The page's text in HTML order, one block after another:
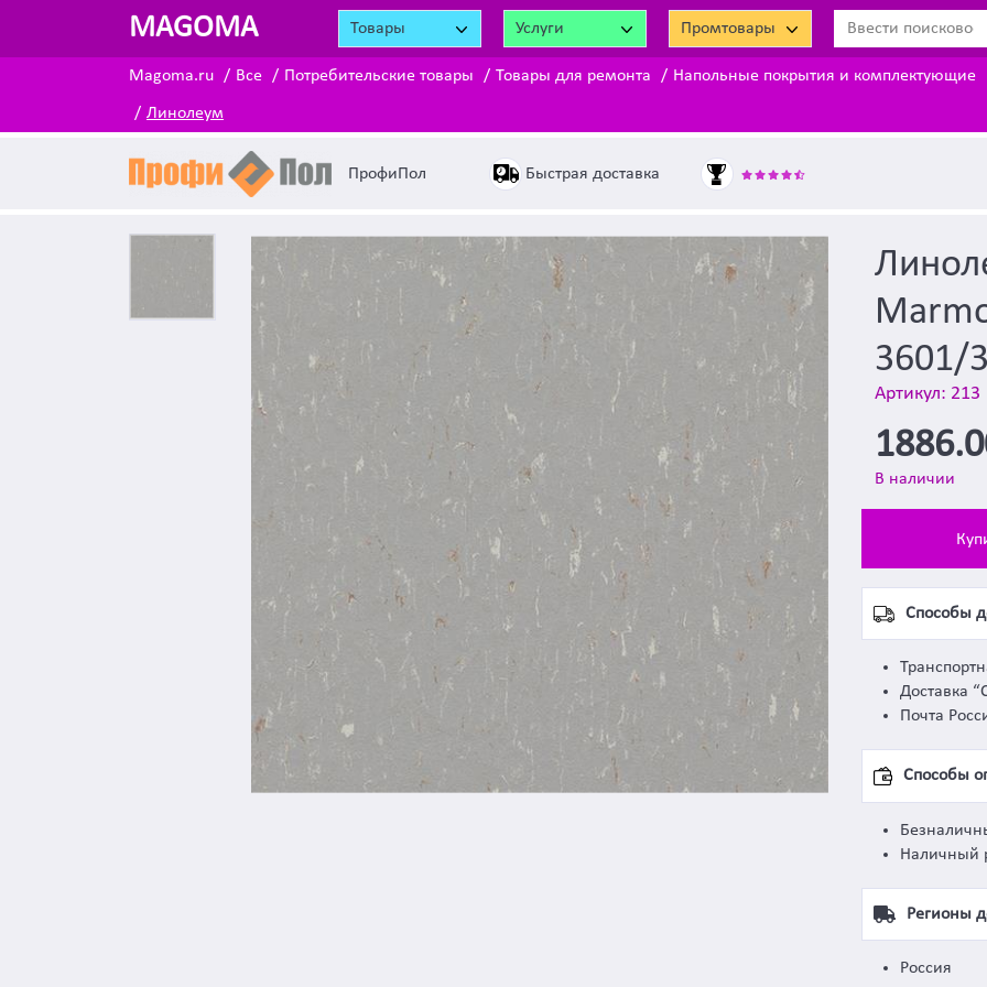
MAGOMA Товары Услуги Промтовары
Magoma.ru Все Потребительские товары Товары для ремонта Напольные покрытия и комплектующие
Линолеум
ПрофиПол Быстрая доставка
3601/
Артикул: 213
В наличии
Способы
Доставка
Почта
Способы
Наличный
Регионы
Россия